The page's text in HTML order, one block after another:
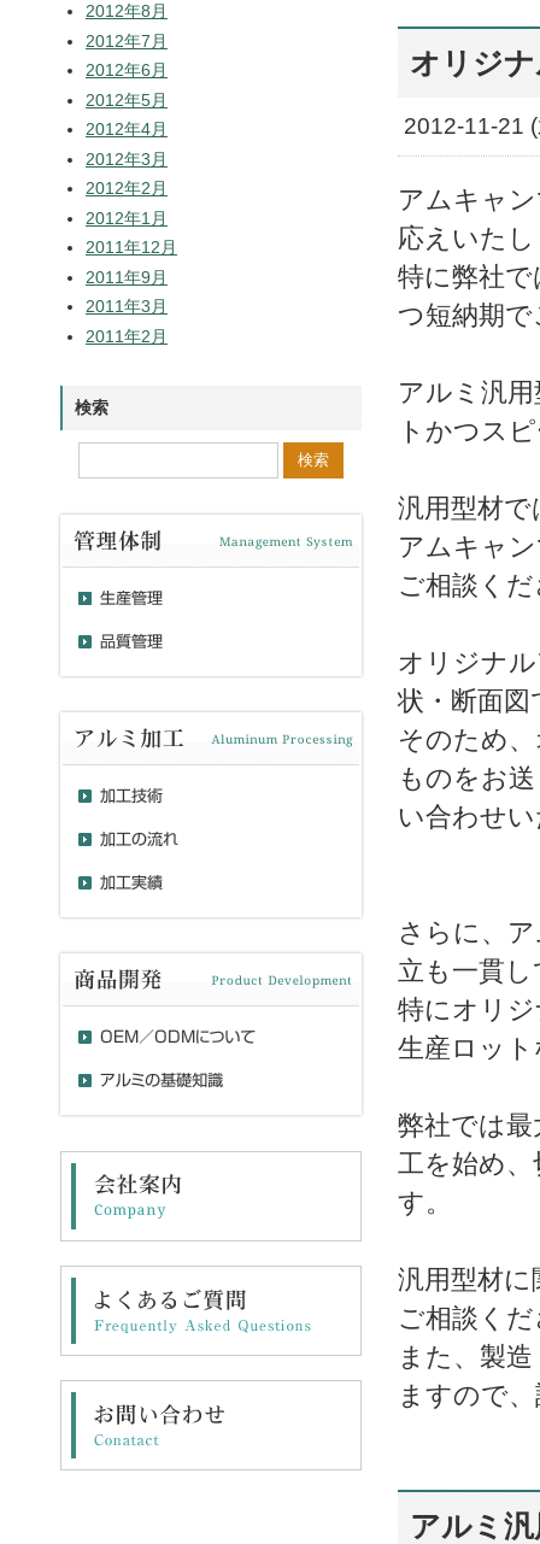
オリジ
2012-11-21
アムキャ
応えいた
特に弊社
つ短納期
アルミ汎
トかつス
汎用型材
アムキャ
ご相談く
オリジナ
状・断面
そのため
ものをお
い合わせ
さらに、
立も一貫
特にオリ
生産ロッ
弊社では
工を始め
す。
汎用型材
ご相談く
また、製
ますので
アルミ
2012年8月
2012年7月
2012年6月
2012年5月
2012年4月
2012年3月
2012年2月
2012年1月
2011年12月
2011年9月
2011年3月
2011年2月
検索